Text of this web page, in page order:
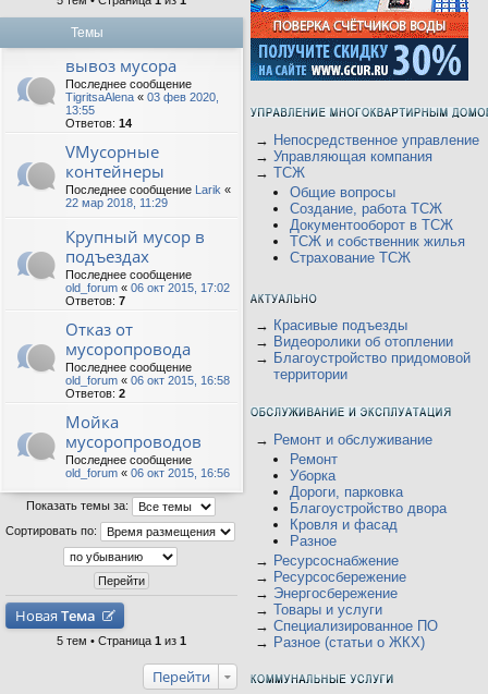
Темы
вывоз мусора
Последнее сообщение
TigritsaAlena « 03 фев 2020,
13:55
Ответов: 14
VМусорные
контейнеры
Последнее сообщение Larik «
22 мар 2018, 11:29
Крупный мусор в
подъездах
Последнее сообщение
old_forum « 06 окт 2015, 17:02
Ответов: 7
Отказ от
мусоропровода
Последнее сообщение
old_forum « 06 окт 2015, 16:58
Ответов: 2
Мойка
мусоропроводов
Последнее сообщение
old_forum « 06 окт 2015, 16:56
Показать темы за:
Сортировать по:
Новая Тема
5 тем • Страница 1 из 1
Перейти
→ Непосредственное управление
→ Управляющая компания
→ ТСЖ
Общие вопросы
Создание, работа ТСЖ
Документооборот в ТСЖ
ТСЖ и собственник жилья
Страхование ТСЖ
→ Красивые подъезды
→ Видеоролики об отоплении
→ Благоустройство придомовой
территории
→ Ремонт и обслуживание
Ремонт
Уборка
Дороги, парковка
Благоустройство двора
Кровля и фасад
Разное
→ Ресурсоснабжение
→ Ресурсосбережение
→ Энергосбережение
→ Товары и услуги
→ Специализированное ПО
→ Разное (статьи о ЖКХ)